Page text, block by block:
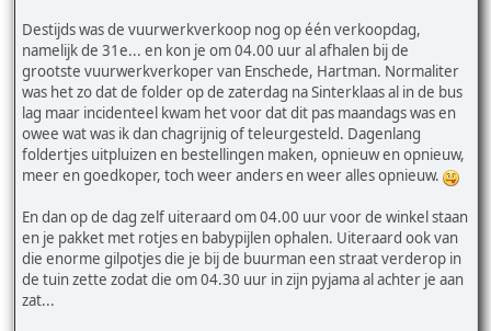
Destijds was de vuurwerkverkoop nog op één verkoopdag,
namelijk de 31e... en kon je om 04.00 uur al afhalen bij de
grootste vuurwerkverkoper van Enschede, Hartman. Normaliter
was het zo dat de folder op de zaterdag na Sinterklaas al in de bus
lag maar incidenteel kwam het voor dat dit pas maandags was en
owee wat was ik dan chagrijnig of teleurgesteld. Dagenlang
foldertjes uitpluizen en bestellingen maken, opnieuw en opnieuw,
meer en goedkoper, toch weer anders en weer alles opnieuw.
En dan op de dag zelf uiteraard om 04.00 uur voor de winkel staan
en je pakket met rotjes en babypijlen ophalen. Uiteraard ook van
die enorme gilpotjes die je bij de buurman een straat verderop in
de tuin zette zodat die om 04.30 uur in zijn pyjama al achter je aan
zat...